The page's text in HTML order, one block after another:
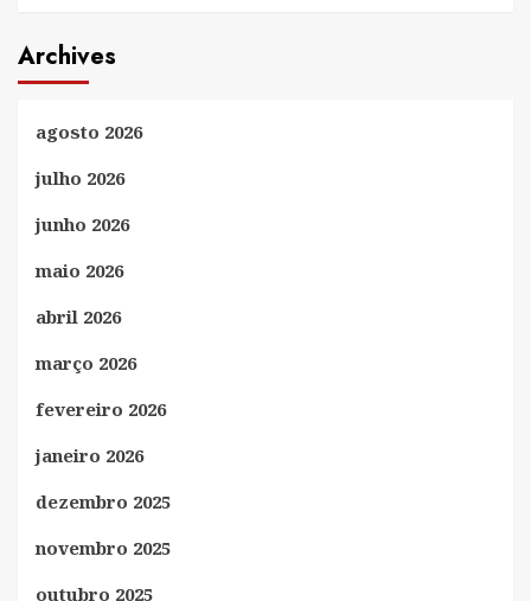
Archives
agosto 2026
julho 2026
junho 2026
maio 2026
abril 2026
março 2026
fevereiro 2026
janeiro 2026
dezembro 2025
novembro 2025
outubro 2025